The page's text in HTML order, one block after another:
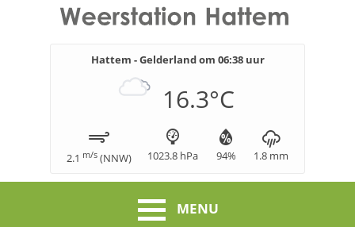
Hattem - Gelderland om 06:38uur
16.3°C
2.1 m/s (NNW) 1023.8 hPa 94% 1.8 mm
MENU